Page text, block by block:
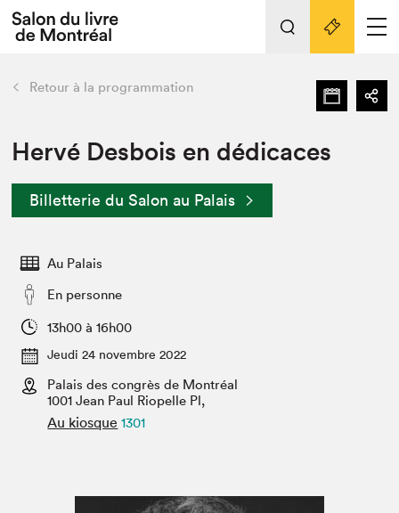
Espace exposant⋅e⋅s
Espace enseignant·e·s
Espace médias
L'événement
Préparer sa visite au Salon
Actualités
SLM PRO
retour Nos activités
Préparer sa visite
Salon dans la ville et en ligne
Projets partenaires
Liens pratiques
Retour à la programmation
Hervé Desbois en dédicaces
Billetterie du Salon au Palais
Au Palais
En personne
13h00 à 16h00
Jeudi 24 novembre 2022
Palais des congrès de Montréal
1001 Jean Paul Riopelle Pl,
Au kiosque 1301